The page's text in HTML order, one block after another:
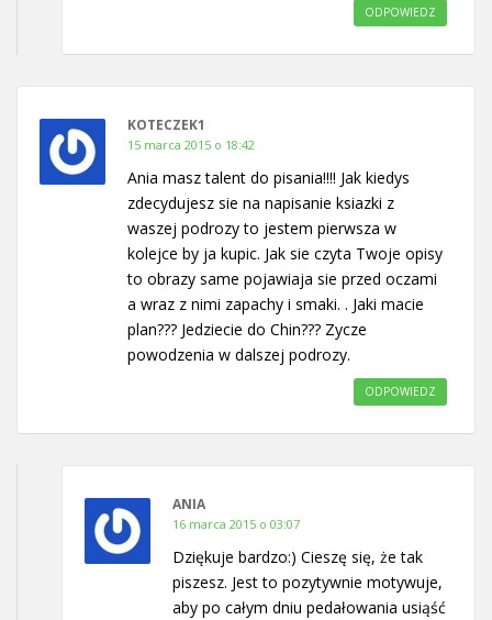
ODPOWIEDZ
KOTECZEK1
15 marca 2015 o 18:42
Ania masz talent do pisania!!!! Jak kiedys
zdecydujesz sie na napisanie ksiazki z
waszej podrozy to jestem pierwsza w
kolejce by ja kupic. Jak sie czyta Twoje opisy
to obrazy same pojawiaja sie przed oczami
a wraz z nimi zapachy i smaki. . Jaki macie
plan??? Jedziecie do Chin??? Zycze
powodzenia w dalszej podrozy.
ODPOWIEDZ
ANIA
16 marca 2015 o 03:07
Dziękuje bardzo:) Cieszę się, że tak
piszesz. Jest to pozytywnie motywuje,
aby po całym dniu pedałowania usiąść